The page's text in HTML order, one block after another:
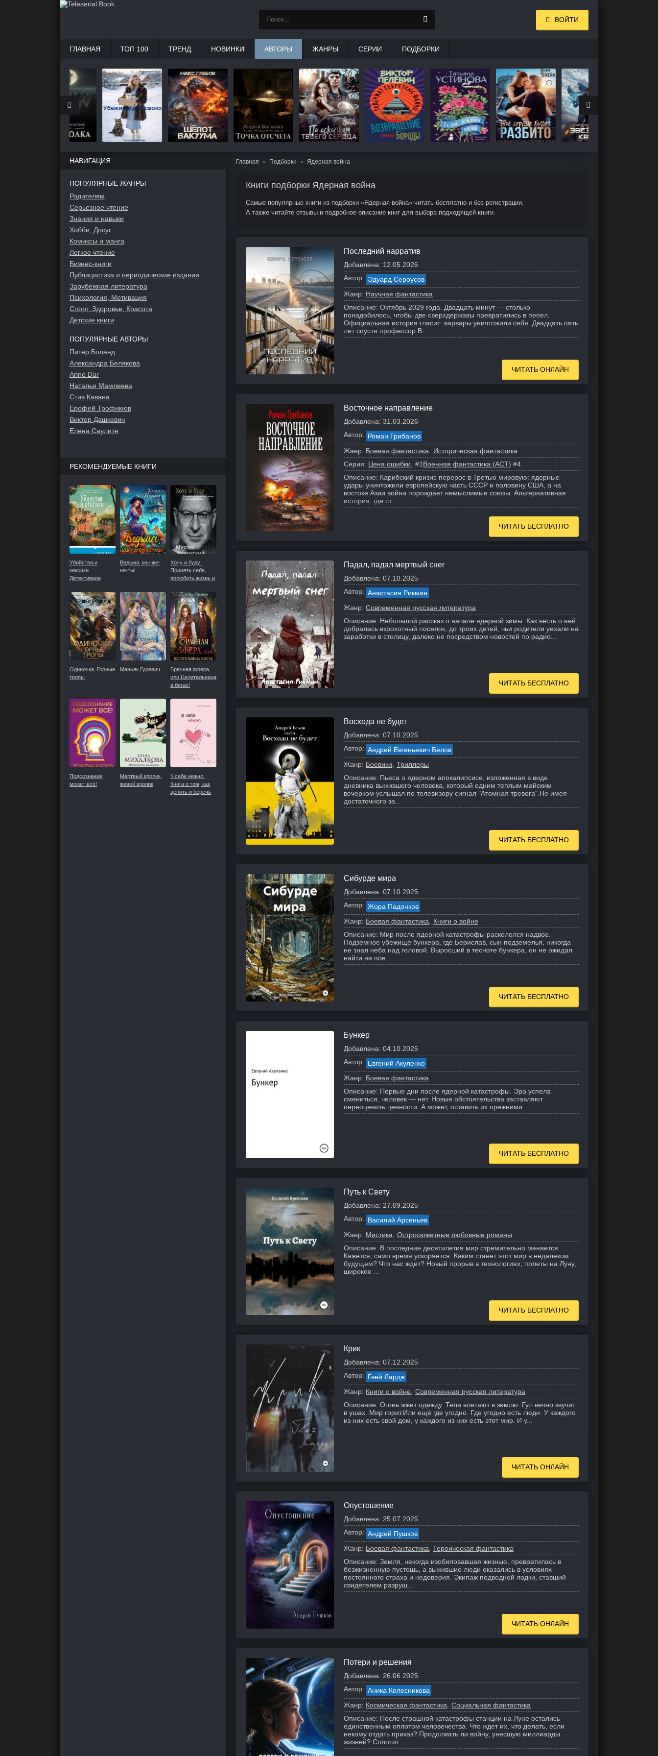
Главная Подборки Ядерная война
Книги подборки Ядерная война
Самые популярные книги из подборки «Ядерная война» читать бесплатно и без регистрации.
А также читайте отзывы и подробное описание книг для выбора подходящей книги.
Последний нарратив
Добавлена: 12.05.2026
Автор: Эдуард Сероусов
Жанр: Научная фантастика
Описание: Октябрь 2029 года. Двадцать минут — столько
понадобилось, чтобы две сверхдержавы превратились в пепел.
Официальная история гласит: варвары уничтожили себя. Двадцать пять
лет спустя профессор В...
ЧИТАТЬ ОНЛАЙН
Восточное направление
Добавлена: 31.03.2026
Автор: Роман Грибанов
Жанр: Боевая фантастика
Историческая фантастика
Серия: Цена ошибки #1 Военная фантастика (АСТ) #4
Описание: Карибский кризис перерос в Третью мировую: ядерные
удары уничтожили европейскую часть СССР и половину США, а на
востоке Азии война порождает немыслимые союзы. Альтернативная
история, где ст...
ЧИТАТЬ БЕСПЛАТНО
Падал, падал мертвый снег
Добавлена: 07.10.2025
Автор: Анастасия Рикман
Жанр: Современная русская литература
Описание: Небольшой рассказ о начале ядерной зимы. Как весть о ней
добралась вкрохотный поселок, до троих детей, чьи родители уехали на
заработки в столицу, далеко не посредством новостей по радио...
ЧИТАТЬ БЕСПЛАТНО
Восхода не будет
Добавлена: 07.10.2025
Автор: Андрей Евгеньевич Белов
Жанр: Боевики
Триллеры
Описание: Пьеса о ядерном апокалипсисе, изложенная в виде
дневника выжившего человека, который одним теплым майским
вечерком услышал по телевизору сигнал "Атомная тревога". Не имея
достаточного за...
ЧИТАТЬ БЕСПЛАТНО
Сибурде мира
Добавлена: 07.10.2025
Автор: Жора Падонков
Жанр: Боевая фантастика
Книги о войне
Описание: Мир после ядерной катастрофы раскололся надвое.
Подземное убежище бункера, где Берислав, сын подземелья, никогда
не знал неба над головой. Выросший в тесноте бункера, он не ожидал
найти на пов...
ЧИТАТЬ БЕСПЛАТНО
Бункер
Добавлена: 04.10.2025
Автор: Евгений Акуленко
Жанр: Боевая фантастика
Описание: Первые дни после ядерной катастрофы. Эра успела
смениться, человек — нет. Новые обстоятельства заставляют
переоценить ценности. А может, оставить их прежними…
ЧИТАТЬ БЕСПЛАТНО
Путь к Свету
Добавлена: 27.09.2025
Автор: Василий Арсеньев
Жанр: Мистика
Остросюжетные любовные романы
Описание: В последние десятилетия мир стремительно меняется.
Кажется, само время ускоряется. Каким станет этот мир в недалеком
будущем? Что нас ждет? Новый прорыв в технологиях, полеты на Луну,
широкое ...
ЧИТАТЬ БЕСПЛАТНО
Крик
Добавлена: 07.12.2025
Автор: Гвей Лардж
Жанр: Книги о войне
Современная русская литература
Описание: Огонь жжет одежду. Тела влетают в землю. Гул вечно звучит
в ушах. Мир горит.Или ещё где угодно. Где угодно есть люди. У каждого
из них есть свой дом, у каждого из них есть этот мир. И у...
ЧИТАТЬ ОНЛАЙН
Опустошение
Добавлена: 25.07.2025
Автор: Андрей Пушков
Жанр: Боевая фантастика
Героическая фантастика
Описание: Земля, некогда изобиловавшая жизнью, превратилась в
безжизненную пустошь, а выжившие люди оказались в условиях
постоянного страха и недоверия. Экипаж подводной лодки, ставший
свидетелем разруш...
ЧИТАТЬ ОНЛАЙН
Потери и решения
Добавлена: 26.06.2025
Автор: Аника Колесникова
Жанр: Космическая фантастика
Социальная фантастика
Описание: После страшной катастрофы станции на Луне остались
единственным оплотом человечества. Что ждет их, что делать, если
некому отдать приказ? Продолжать ли войну, унесшую миллиарды
жизней? Сплотит...
НАВИГАЦИЯ
ПОПУЛЯРНЫЕ ЖАНРЫ
Родителям
Серьезное чтение
Знания и навыки
Хобби, Досуг
Комиксы и манга
Легкое чтение
Бизнес-книги
Публицистика и периодические издания
Зарубежная литература
Психология, Мотивация
Спорт, Здоровье, Красота
Детские книги
ПОПУЛЯРНЫЕ АВТОРЫ
Питер Боланд
Александра Белякова
Anne Dar
Наталья Мамлеева
Стив Кавана
Ерофей Трофимов
Виктор Дашкевич
Елена Саулите
РЕКОМЕНДУЕМЫЕ КНИГИ
Убийства и
кексики.
Детективное
«Благотворительный
магазин»
Ведьма, мы-же-
на-ты!
Хочу и буду:
Принять себя,
полюбить жизнь и
Одиночка. Горные
тропы
Маньяк Гуревич
Брачная афера,
или Целительница
в бегах!
Подсознание
может всё!
Мертвый кролик,
живой кролик
К себе нежно.
Книга о том, как
ценить и беречь
ВОЙТИ
ГЛАВНАЯ ТОП 100 ТРЕНД НОВИНКИ АВТОРЫ ЖАНРЫ СЕРИИ ПОДБОРКИ